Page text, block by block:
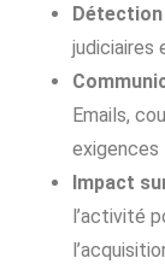
judiciaires
Emails,
exigences
Impact
l’activité